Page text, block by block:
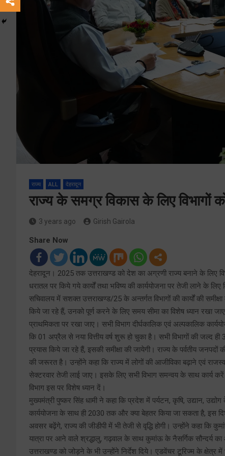
राज्य ALL देहरादून
राज्य के समग्र विकास के लिए विभागों को
3 years ago Girish Gairola
Share Now
देहरादून। 2025 तक उत्तराखण्ड को देश का अग्रणी राज्य बनाने के लिए
धरातल पर किये गये कार्यों तथा भविष्य की कार्ययोजना पर तेजी लाने के
सचिवालय में सशक्त उत्तराखण्ड/25 के अन्तर्गत विभागों की कार्यों की
किये जा रहे हैं, उनको पूर्ण करने के लिए समय सीमा का विशेष ध्यान रखा
प्राथमिकता पर रखा जाए। सभी विभाग दीर्घकालिक एवं अल्पकालिक
कि 01 अप्रैल से नया वित्तीय वर्ष शुरू हो चुका है। सभी विभागों की जल्द ही
प्रयास किये जा रहे हैं, इसकी समीक्षा की जायेगी। राज्य के पर्वतीय
की जरूरत है। उन्होंने कहा कि राज्य में लोगों की आजीविका बढ़ाने एवं
सेक्टरवार तेजी लाई जाए। इसके लिए सभी विभाग समन्वय के साथ कार्य
विभाग इस पर विशेष ध्यान दें।
मुख्यमंत्री पुष्कर सिंह धामी ने कहा कि प्रदेश में पर्यटन, कृषि, उद्यान,
कार्ययोजना के साथ ही 2030 तक और क्या बेहतर किया जा सकता है, इस
अवसर बढ़ेंगे, राज्य की जीडीपी में भी तेजी से वृद्धि होगी। उन्होंने कहा कि
यात्रा पर आने वाले श्रद्धालु, गढ़वाल के साथ कुमांऊ के नैसर्गिक सौन्दर्य
उत्तराखण्ड को जोड़ने के भी उन्होंने निर्देश दिये। एडवेंचर टूरिज्म के